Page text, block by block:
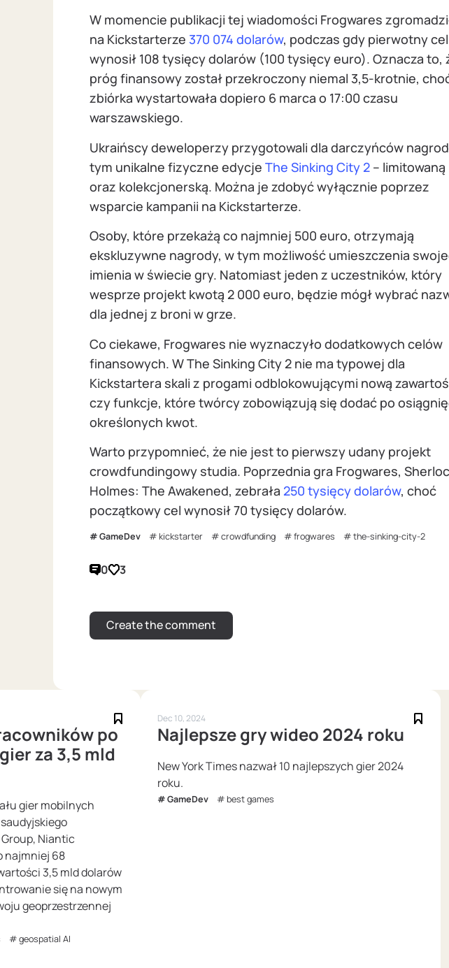
W momencie publikacji tej wiadomości Frogwares
na Kickstarterze 370 074 dolarów, podczas gdy pierwotny cel
wynosił 108 tysięcy dolarów (100 tysięcy euro). Oznacza to,
próg finansowy został przekroczony niemal 3,5-krotnie,
zbiórka wystartowała dopiero 6 marca o 17:00 czasu
warszawskiego.
Ukraińscy deweloperzy przygotowali dla darczyńców
tym unikalne fizyczne edycje The Sinking City 2 – limitowaną
oraz kolekcjonerską. Można je zdobyć wyłącznie poprzez
wsparcie kampanii na Kickstarterze.
Osoby, które przekażą co najmniej 500 euro, otrzymają
ekskluzywne nagrody, w tym możliwość umieszczenia
imienia w świecie gry. Natomiast jeden z uczestników, który
wesprze projekt kwotą 2 000 euro, będzie mógł wybrać
dla jednej z broni w grze.
Co ciekawe, Frogwares nie wyznaczyło dodatkowych celów
finansowych. W The Sinking City 2 nie ma typowej dla
Kickstartera skali z progami odblokowującymi nową
czy funkcje, które twórcy zobowiązują się dodać po
określonych kwot.
Warto przypomnieć, że nie jest to pierwszy udany projekt
crowdfundingowy studia. Poprzednia gra Frogwares,
Holmes: The Awakened, zebrała 250 tysięcy dolarów, choć
początkowy cel wynosił 70 tysięcy dolarów.
GameDev kickstarter crowdfunding frogwares the-sinking-city-2
0 3
po
za 3,5 mld
gier mobilnych
Niantic
najmniej 68
3,5 mld dolarów
się na nowym
geoprzestrzennej
geospatial AI
Dec 10, 2024
Najlepsze gry wideo 2024 roku
New York Times nazwał 10 najlepszych gier 2024
roku.
GameDev best games